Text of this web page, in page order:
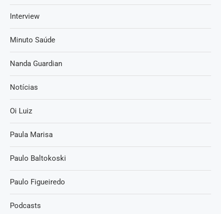
Interview
Minuto Saúde
Nanda Guardian
Notícias
Oi Luiz
Paula Marisa
Paulo Baltokoski
Paulo Figueiredo
Podcasts